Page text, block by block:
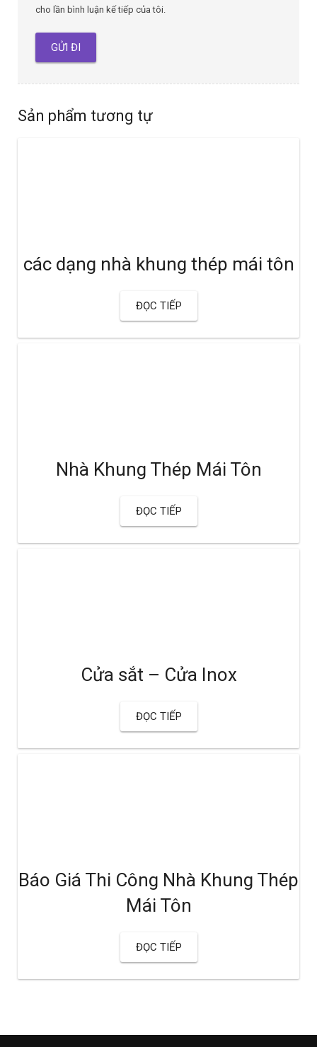
cho lần bình luận kế tiếp của tôi.
Sản phẩm tương tự
các dạng nhà khung thép mái tôn
ĐỌC TIẾP
Nhà Khung Thép Mái Tôn
ĐỌC TIẾP
Cửa sắt – Cửa Inox
ĐỌC TIẾP
Báo Giá Thi Công Nhà Khung Thép
Mái Tôn
ĐỌC TIẾP